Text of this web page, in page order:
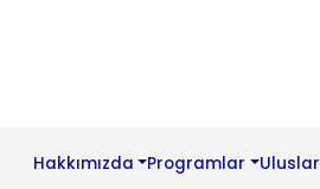
Hakkımızda Programlar